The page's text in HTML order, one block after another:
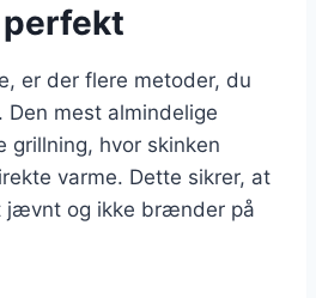
er der flere metoder, du
mest almindelige
grillning, hvor skinken
varme. Dette sikrer, at
jævnt og ikke brænder på